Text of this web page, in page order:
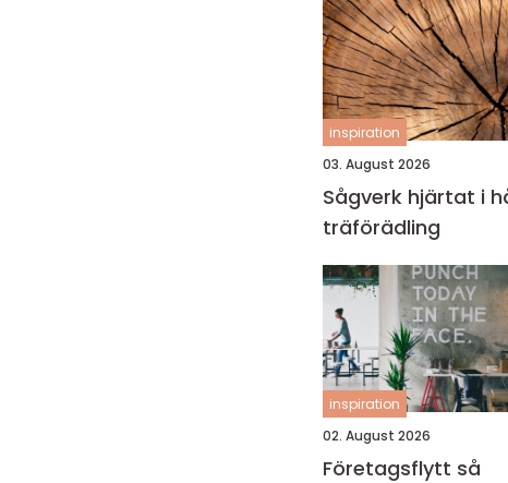
inspiration
03. August 2026
Sågverk hjärtat i hållbar
träförädling
inspiration
02. August 2026
Företagsflytt så